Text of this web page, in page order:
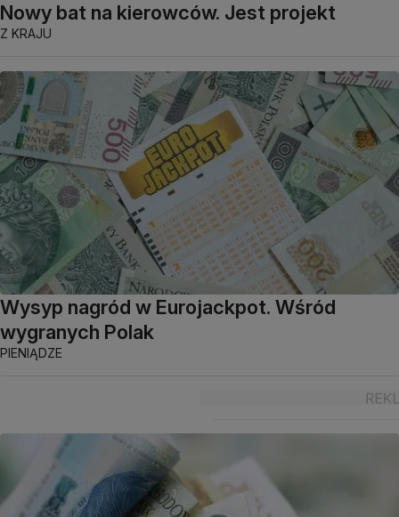
Nowy bat na kierowców. Jest projekt
Z KRAJU
Wysyp nagród w Eurojackpot. Wśród
wygranych Polak
PIENIĄDZE